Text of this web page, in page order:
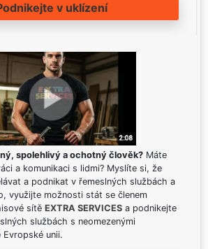
v uklízení
spolehlivý a ochotný člověk? Máte
a komunikaci s lidmi? Myslíte si, že
a podnikat v řemeslných službách a
využijte možnosti stát se členem
sítě EXTRA SERVICES a podnikejte
službách s neomezenými
unii.